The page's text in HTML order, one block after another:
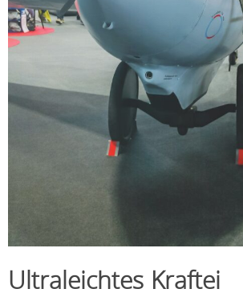
Ultraleichtes Kraftei